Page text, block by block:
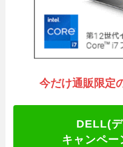
今だけ通販限定
DELL(
キャンペー